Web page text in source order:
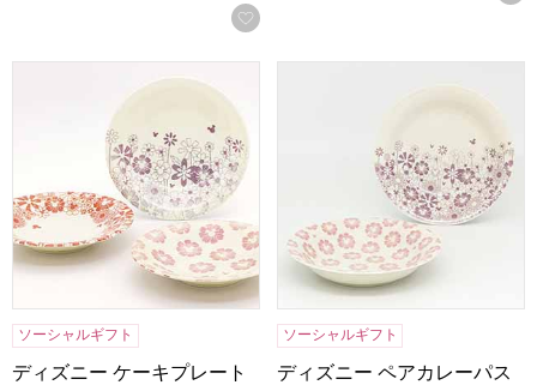
お気に入りに登録する
ソーシャルギフト
ディズニー ケーキプレート
ソーシャルギフト
ディズニー ペアカレーパス